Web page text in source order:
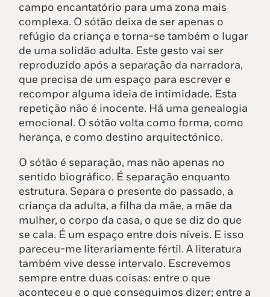
campo encantatório para uma zona mais
complexa. O sótão deixa de ser apenas o
refúgio da criança e torna-se também o lugar
de uma solidão adulta. Este gesto vai ser
reproduzido após a separação da narradora,
que precisa de um espaço para escrever e
recompor alguma ideia de intimidade. Esta
repetição não é inocente. Há uma genealogia
emocional. O sótão volta como forma, como
herança, e como destino arquitectónico.
O sótão é separação, mas não apenas no
sentido biográfico. É separação enquanto
estrutura. Separa o presente do passado, a
criança da adulta, a filha da mãe, a mãe da
mulher, o corpo da casa, o que se diz do que
se cala. É um espaço entre dois níveis. E isso
pareceu-me literariamente fértil. A literatura
também vive desse intervalo. Escrevemos
sempre entre duas coisas: entre o que
aconteceu e o que conseguimos dizer; entre a